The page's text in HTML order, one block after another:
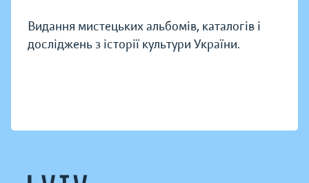
Видання мистецьких альбомів, каталогів і
досліджень з історії культури України.